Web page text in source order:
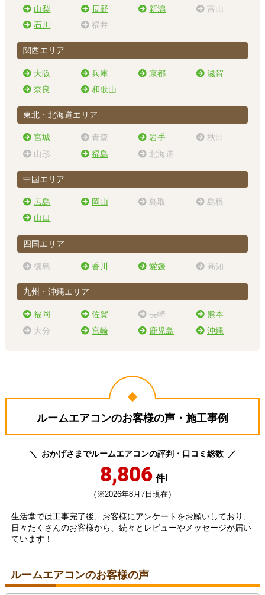
山梨 長野 新潟
富山
石川
福井
関西エリア
大阪 兵庫 京都
滋賀
奈良
和歌山
東北・北海道エリア
宮城 青森 岩手
秋田
山形
福島 北海道
中国エリア
広島 岡山 鳥取
島根
山口
四国エリア
徳島 香川 愛媛 高知
九州・沖縄エリア
福岡 佐賀 長崎
熊本
大分
宮崎 鹿児島 沖縄
ルームエアコンのお客様の声・施工事例
おかげさまでルームエアコンの評判・口コミ総数
8,806 件!
（※2026年8月7日現在）
生活堂では工事完了後、お客様にアンケートをお願いしており、
日々たくさんのお客様から、続々とレビューやメッセージが届い
ています！
ルームエアコンのお客様の声